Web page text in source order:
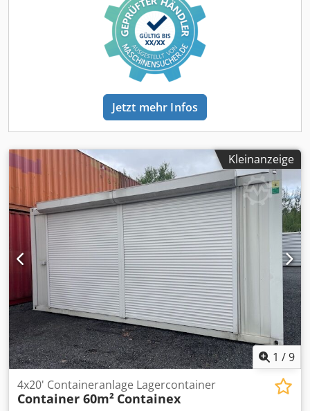
aktuell beste Dämmwerte Die Anlage ist bereits demontiert
und zum Transport vorbereitet. Boden: 110mm, Wand:
100mm, Decke: 140mm Maße je Container: Länge:6,00m
Breite: 2,50,m Aussenhöhe: 2,80m Dcjdpfx Aon Ryrmjh Sek
Innenhöhe: 2,54m Ausstattung: - Kunststofffenster mit
Doppelverglasung - bodentiefe Fenster - manuelle
Rollläden - 2 Türen - 3 Toiletten - 3 Waschbecken -
Elektroheizung - Warmwasserboiler - Klimaanlage -
Notausgang - 5 Dichtgummis - 20 Containerklammern - 1
möglich. Es werden nur ernstgemeinte und seriöse
Anfragen unter Angabe von: Namen, E-Mail-Adresse und
Telefonnummer beantwortet.
Jetzt mehr Infos
Kleinanzeige
1 /9
4x20' Containeranlage Lagercontainer
Container 60m² Containex